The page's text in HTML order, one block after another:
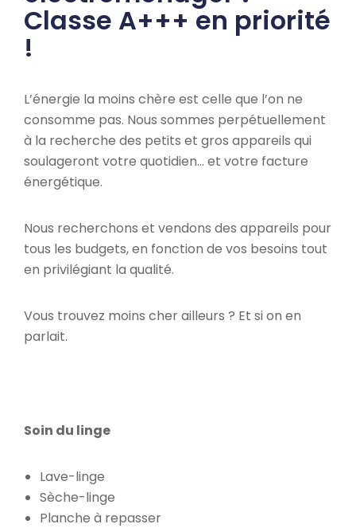
Classe A+++ en priorité
!
L’énergie la moins chère est celle que l’on ne
consomme pas. Nous sommes perpétuellement
à la recherche des petits et gros appareils qui
soulageront votre quotidien… et votre facture
énergétique.
Nous recherchons et vendons des appareils pour
tous les budgets, en fonction de vos besoins tout
en privilégiant la qualité.
Vous trouvez moins cher ailleurs ? Et si on en
parlait.
Soin du linge
Lave-linge
Sèche-linge
Planche à repasser